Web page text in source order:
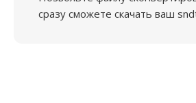
сразу сможете скачать ваш